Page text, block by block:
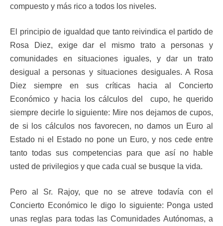
compuesto y más rico a todos los niveles.
El principio de igualdad que tanto reivindica el partido de
Rosa Diez, exige dar el mismo trato a personas y
comunidades en situaciones iguales, y dar un trato
desigual a personas y situaciones desiguales. A Rosa
Diez siempre en sus críticas hacia al Concierto
Económico y hacia los cálculos del cupo, he querido
siempre decirle lo siguiente: Mire nos dejamos de cupos,
de si los cálculos nos favorecen, no damos un Euro al
Estado ni el Estado no pone un Euro, y nos cede entre
tanto todas sus competencias para que así no hable
usted de privilegios y que cada cual se busque la vida.
Pero al Sr. Rajoy, que no se atreve todavía con el
Concierto Económico le digo lo siguiente: Ponga usted
unas reglas para todas las Comunidades Autónomas, a